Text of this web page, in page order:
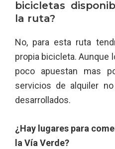
bicicletas
la ruta?
No, para esta ruta
propia bicicleta. Aunque
poco apuestan mas
servicios de alquiler
desarrollados.
¿Hay lugares para
la Vía Verde?